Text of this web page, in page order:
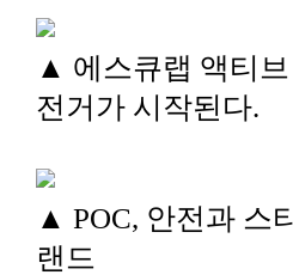
▲ 에스큐랩 액티브
전거가 시작된다.
▲ POC, 안전과 스
랜드